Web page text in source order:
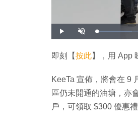
播
放
開
啟
載
入
:
1
2
%
即刻【按此】，用 App
KeeTa 宣佈，將會在 9
區仍未開通的油塘，亦
戶，可領取 $300 優惠